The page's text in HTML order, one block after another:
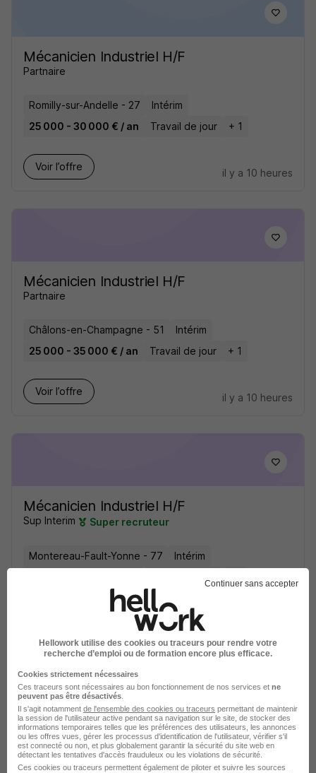
Mécanicien Industriel H/F
Partnaire
Romilly-sur-Andelle - 27
Intérim
25 000 - 30 000 € / an
Travail de jour + 1
Voir l’offre
il y a 10 heures
Mécanicien Industriel H/F
Partnaire
Châlons-en-Champagne - 51
Intérim
25 000 - 35 000 € / an
Travail de jour + 1
Voir l’offre
il y a 10 heures
Mécanicien Industriel H/F
Sup Interim Super recruteur
Montereau-Fault-Yonne - 77
Intérim
Mécanicien Industriel H/F
Job Link
Continuer sans accepter
Hellowork utilise des cookies ou traceurs pour rendre votre
recherche d’emploi ou de formation encore plus efficace.
Cookies strictement nécessaires
Ces traceurs sont nécessaires au bon fonctionnement de nos services et ne
peuvent pas être désactivés
Il s'agit notamment de l'ensemble des cookies ou traceurs permettant de maintenir
la session de l'utilisateur active pendant sa navigation sur le site, de stocker des
informations temporaires telles que les préférences des utilisateurs, les annonces
ou les offres vues, gérer les processus d'identification de l'utilisateur, vérifier s'il
est connecté ou non, et plus globalement garantir la sécurité du site web en
détectant les tentatives d'accès frauduleux ou les violations de sécurité.
Ces cookies ou traceurs permettent également de piloter et suivre les sources